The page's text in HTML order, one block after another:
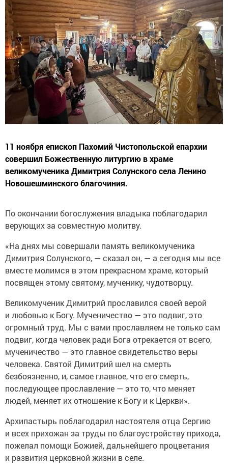
11 ноября епископ Пахомий Чистопольской епархии
совершил Божественную литургию в храме
великомученика Димитрия Солунского села Ленино
Новошешминского благочиния.
По окончании богослужения владыка поблагодарил
верующих за совместную молитву.
«На днях мы совершали память великомученика
Димитрия Солунского, — сказал он, — а сегодня мы все
вместе молимся в этом прекрасном храме, который
посвящен этому святому, мученику, чудотворцу.
Великомученик Димитрий прославился своей верой
и любовью к Богу. Мученичество — это подвиг, это
огромный труд. Мы с вами прославляем не только сам
подвиг, когда человек ради Бога отрекается от всего,
мученичество — это главное свидетельство веры
человека. Святой Димитрий шел на смерть
безбоязненно, и, самое главное, что его смерть,
последующее прославление — это то, что меняет
людей, меняет их отношение к Богу и к Церкви».
Архипастырь поблагодарил настоятеля отца Сергию
и всех прихожан за труды по благоустройству прихода,
пожелал помощи Божией, дальнейшего процветания
и развития церковной жизни в селе.